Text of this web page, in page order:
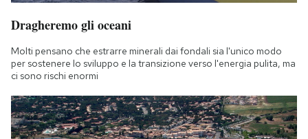
Dragheremo gli oceani
Molti pensano che estrarre minerali dai fondali sia l'unico modo
per sostenere lo sviluppo e la transizione verso l'energia pulita, ma
ci sono rischi enormi